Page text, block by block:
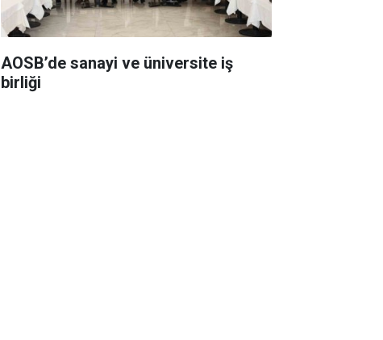
AOSB’de sanayi ve üniversite iş
birliği